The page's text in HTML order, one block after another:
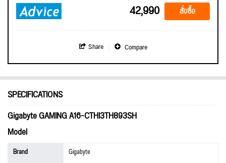
42,990 สั่งซื้อ
Share Compare
SPECIFICATIONS
Gigabyte GAMING A16-CTHI3TH893SH
Model
Brand
Gigabyte